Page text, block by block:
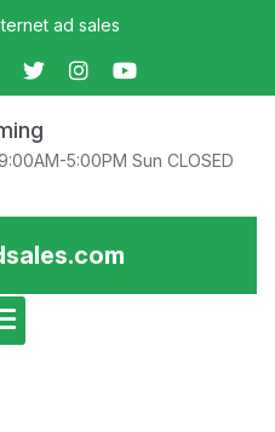
ad sales
5:00PM Sun CLOSED